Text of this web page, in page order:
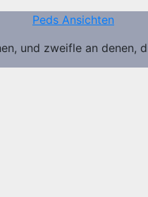
Peds Ansichten
und zweifle an denen,